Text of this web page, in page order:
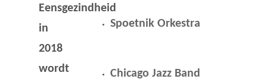
Eensgezindheid
in
2018
wordt
Spoetnik Orkestra
Chicago Jazz Band